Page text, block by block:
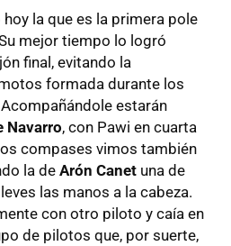
la que es la primera pole
mejor tiempo lo logró
final, evitando la
formada durante los
estarán
Navarro, con Pawi en cuarta
compases vimos también
la de Arón Canet una de
las manos a la cabeza.
con otro piloto y caía en
de pilotos que, por suerte,